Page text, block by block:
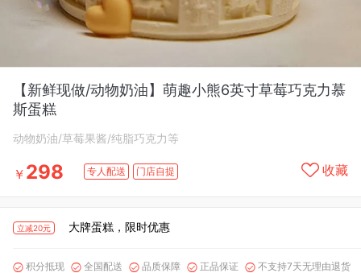
【新鲜现做/动物奶油】萌趣小熊6英寸草莓巧克力慕
斯蛋糕
动物奶油/草莓果酱/纯脂巧克力等
￥ 298 专人配送 门店自提 收藏
立减20元 大牌蛋糕，限时优惠
 积分抵现  全国配送  品质保障  正品保证  不支持7天无理由退货